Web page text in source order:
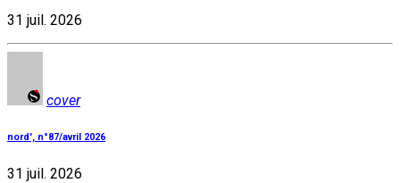
31 juil. 2026
cover
nord', n°87/avril 2026
31 juil. 2026